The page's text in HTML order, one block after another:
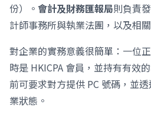
份）。 會計及財務匯報局則負責
計師事務所與執業法團，以及相
對企業的實務意義很簡單：一位
時是 HKICPA 會員，並持有有效
前可要求對方提供 PC 號碼，並
業狀態。